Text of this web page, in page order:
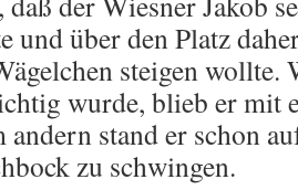
und über den Platz
steigen wollte.
wurde, blieb er mit
stand er schon
zu schwingen.